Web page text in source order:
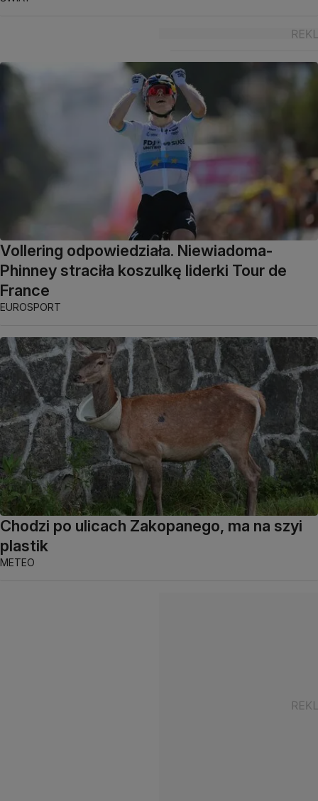
Vollering odpowiedziała. Niewiadoma-
Phinney straciła koszulkę liderki Tour de
France
EUROSPORT
Chodzi po ulicach Zakopanego, ma na szyi
plastik
METEO